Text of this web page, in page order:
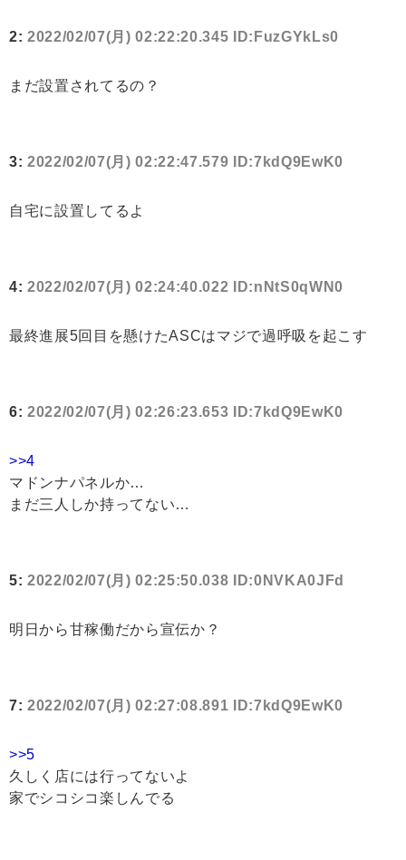
2: 2022/02/07(月) 02:22:20.345 ID:FuzGYkLs0
まだ設置されてるの？
3: 2022/02/07(月) 02:22:47.579 ID:7kdQ9EwK0
自宅に設置してるよ
4: 2022/02/07(月) 02:24:40.022 ID:nNtS0qWN0
最終進展5回目を懸けたASCはマジで過呼吸を起こす
6: 2022/02/07(月) 02:26:23.653 ID:7kdQ9EwK0
>>4
マドンナパネルか…
まだ三人しか持ってない…
5: 2022/02/07(月) 02:25:50.038 ID:0NVKA0JFd
明日から甘稼働だから宣伝か？
7: 2022/02/07(月) 02:27:08.891 ID:7kdQ9EwK0
>>5
久しく店には行ってないよ
家でシコシコ楽しんでる